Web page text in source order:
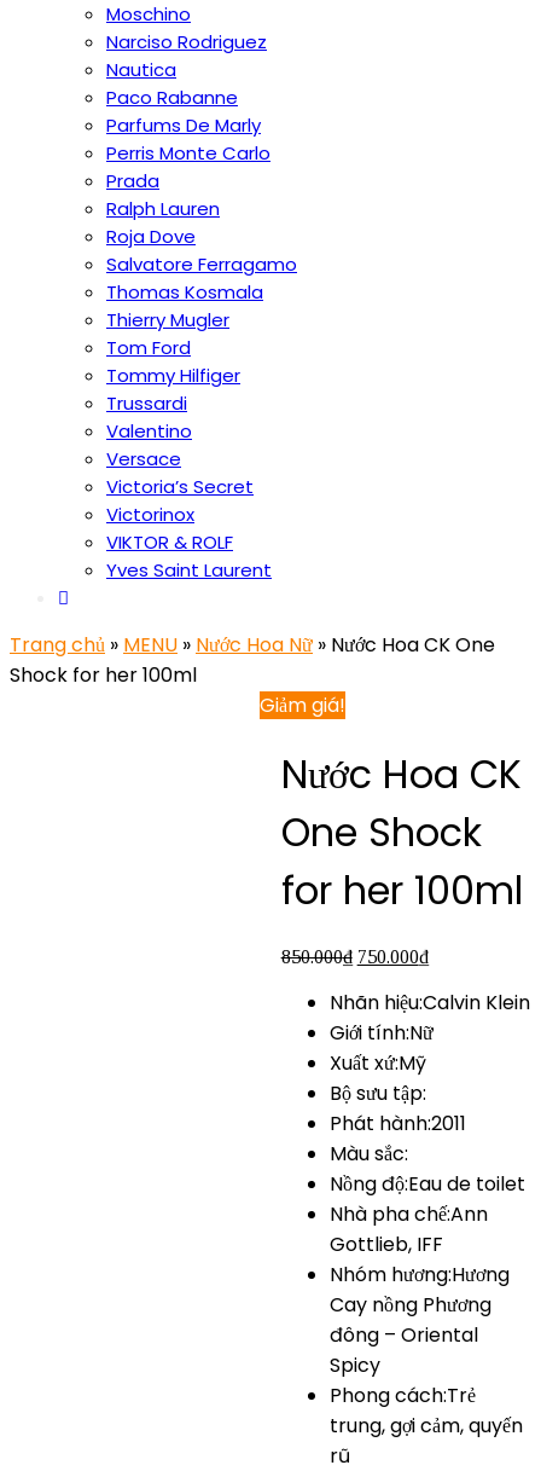
Moschino
Narciso Rodriguez
Nautica
Paco Rabanne
Parfums De Marly
Perris Monte Carlo
Prada
Ralph Lauren
Roja Dove
Salvatore Ferragamo
Thomas Kosmala
Thierry Mugler
Tom Ford
Tommy Hilfiger
Trussardi
Valentino
Versace
Victoria’s Secret
Victorinox
VIKTOR & ROLF
Yves Saint Laurent
Trang chủ » MENU » Nước Hoa Nữ » Nước Hoa CK One
Shock for her 100ml
Giảm giá!
Nước Hoa CK
One Shock
for her 100ml
850.000₫ 750.000₫
Nhãn hiệu:Calvin Klein
Giới tính:Nữ
Xuất xứ:Mỹ
Bộ sưu tập:
Phát hành:2011
Màu sắc:
Nồng độ:Eau de toilet
Nhà pha chế:Ann
Gottlieb, IFF
Nhóm hương:Hương
Cay nồng Phương
đông – Oriental
Spicy
Phong cách:Trẻ
trung, gợi cảm, quyến
rũ